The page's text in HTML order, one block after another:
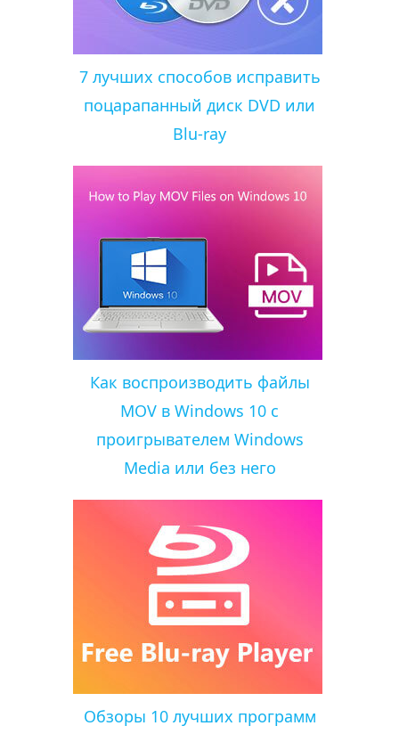
7 лучших способов исправить
поцарапанный диск DVD или
Blu-ray
Как воспроизводить файлы
MOV в Windows 10 с
проигрывателем Windows
Media или без него
Обзоры 10 лучших программ